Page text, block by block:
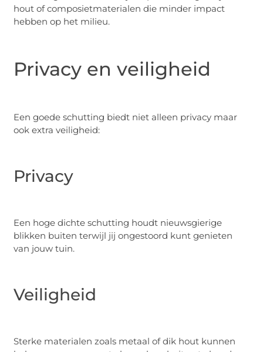
hout of composietmaterialen die minder impact
hebben op het milieu.
Privacy en veiligheid
Een goede schutting biedt niet alleen privacy maar
ook extra veiligheid:
Privacy
Een hoge dichte schutting houdt nieuwsgierige
blikken buiten terwijl jij ongestoord kunt genieten
van jouw tuin.
Veiligheid
Sterke materialen zoals metaal of dik hout kunnen